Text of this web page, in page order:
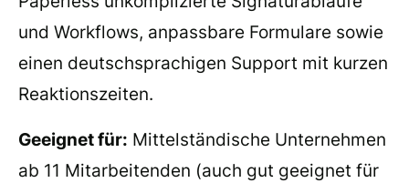
und Workflows, anpassbare Formulare sowie
einen deutschsprachigen Support mit kurzen
Reaktionszeiten.
Geeignet für: Mittelständische Unternehmen
ab 11 Mitarbeitenden (auch gut geeignet für